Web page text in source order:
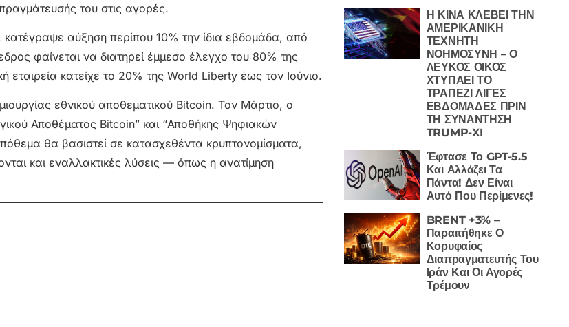
του στις αγορές.
κατέγραψε αύξηση περίπου 10% την ίδια εβδομάδα, από
φαίνεται να διατηρεί έμμεσο έλεγχο του 80% της
κατείχε το 20% της World Liberty έως τον Ιούνιο.
εθνικού αποθεματικού Bitcoin. Τον Μάρτιο, ο
Αποθέματος Bitcoin” και “Αποθήκης Ψηφιακών
θα βασιστεί σε κατασχεθέντα κρυπτονομίσματα,
και εναλλακτικές λύσεις — όπως η ανατίμηση
Η ΚΙΝΑ ΚΛΕΒΕΙ ΤΗΝ
ΑΜΕΡΙΚΑΝΙΚΗ
ΤΕΧΝΗΤΗ
ΝΟΗΜΟΣΥΝΗ – Ο
ΛΕΥΚΟΣ ΟΙΚΟΣ
ΧΤΥΠΑΕΙ ΤΟ
ΤΡΑΠΕΖΙ ΛΙΓΕΣ
ΕΒΔΟΜΑΔΕΣ ΠΡΙΝ
ΤΗ ΣΥΝΑΝΤΗΣΗ
TRUMP-XI
Έφτασε Το GPT-5.5
Και Αλλάζει Τα
Πάντα! Δεν Είναι
Αυτό Που Περίμενες!
BRENT +3% –
Παραιτήθηκε Ο
Κορυφαίος
Διαπραγματευτής Του
Ιράν Και Οι Αγορές
Τρέμουν